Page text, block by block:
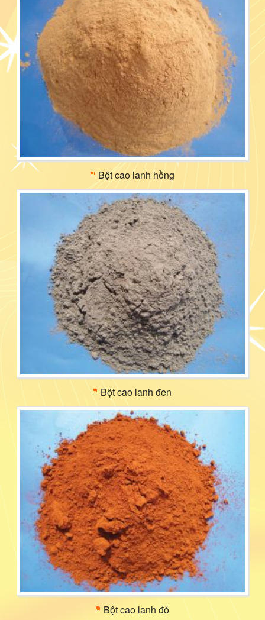
Bột cao lanh hồng
Bột cao lanh đen
Bột cao lanh đỏ